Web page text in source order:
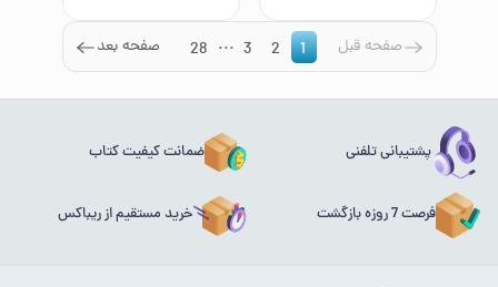
صفحه قبل 1
2
3
...
28 صفحه بعد
پشتیبانی تلفنی ضمانت کیفیت کتاب
فرصت 7 روزه بازگشت خرید مستقیم از ریباکس